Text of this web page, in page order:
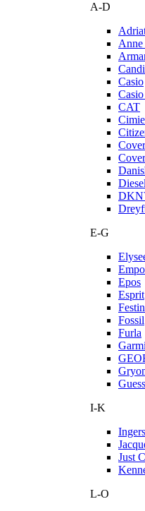
A-D
Casio
CAT
Cover
Diesel
E-G
Epos
Esprit
Fossil
Furla
Guess
I-K
Just
L-O